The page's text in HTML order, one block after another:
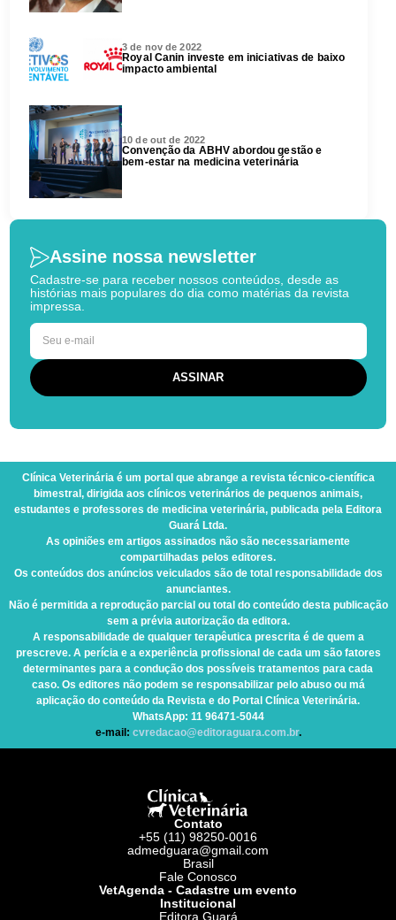
3 de nov de 2022
Royal Canin investe em iniciativas de baixo
impacto ambiental
10 de out de 2022
Convenção da ABHV abordou gestão e
bem-estar na medicina veterinária
Assine nossa newsletter
Cadastre-se para receber nossos conteúdos, desde as
histórias mais populares do dia como matérias da revista
impressa.
Clínica Veterinária é um portal que abrange a revista técnico-científica
bimestral, dirigida aos clínicos veterinários de pequenos animais,
estudantes e professores de medicina veterinária, publicada pela Editora
Guará Ltda.
As opiniões em artigos assinados não são necessariamente
compartilhadas pelos editores.
Os conteúdos dos anúncios veiculados são de total responsabilidade dos
anunciantes.
Não é permitida a reprodução parcial ou total do conteúdo desta publicação
sem a prévia autorização da editora.
A responsabilidade de qualquer terapêutica prescrita é de quem a
prescreve. A perícia e a experiência profissional de cada um são fatores
determinantes para a condução dos possíveis tratamentos para cada
caso. Os editores não podem se responsabilizar pelo abuso ou má
aplicação do conteúdo da Revista e do Portal Clínica Veterinária.
WhatsApp: 11 96471-5044
e-mail: cvredacao@editoraguara.com.br.
Contato
+55 (11) 98250-0016
admedguara@gmail.com
Brasil
Fale Conosco
VetAgenda - Cadastre um evento
Institucional
Editora Guará